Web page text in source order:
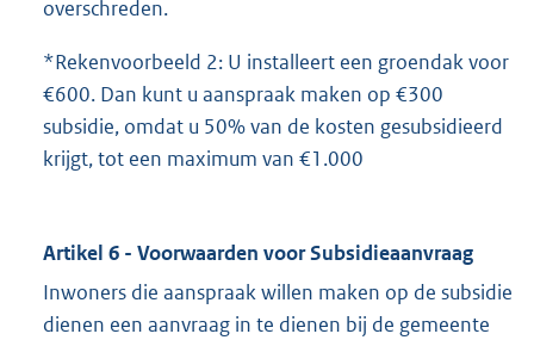
overschreden.
*Rekenvoorbeeld 2: U installeert een groendak voor
€600. Dan kunt u aanspraak maken op €300
subsidie, omdat u 50% van de kosten gesubsidieerd
krijgt, tot een maximum van €1.000
Artikel 6 - Voorwaarden voor Subsidieaanvraag
Inwoners die aanspraak willen maken op de subsidie
dienen een aanvraag in te dienen bij de gemeente